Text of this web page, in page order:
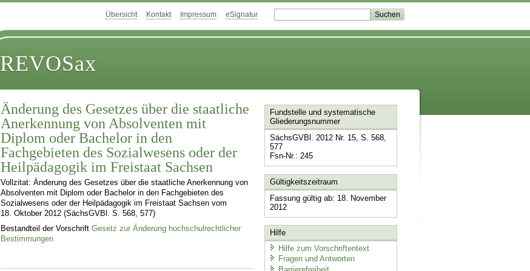
Übersicht Kontakt Impressum eSignatur
REVOSax
Änderung des Gesetzes über die staatliche
Anerkennung von Absolventen mit
Diplom oder Bachelor in den
Fachgebieten des Sozialwesens oder der
Heilpädagogik im Freistaat Sachsen
Vollzitat: Änderung des Gesetzes über die staatliche Anerkennung von
Absolventen mit Diplom oder Bachelor in den Fachgebieten des
Sozialwesens oder der Heilpädagogik im Freistaat Sachsen vom
18. Oktober 2012 (SächsGVBl. S. 568, 577)
Bestandteil der VorschriftGesetz zur Änderung hochschulrechtlicher
Bestimmungen
Fundstelle und systematische
Gliederungsnummer
SächsGVBl. 2012 Nr. 15, S. 568,
577
Fsn-Nr.: 245
Gültigkeitszeitraum
Fassung gültig ab: 18. November
2012
Hilfe
Hilfe zum Vorschriftentext
Fragen und Antworten